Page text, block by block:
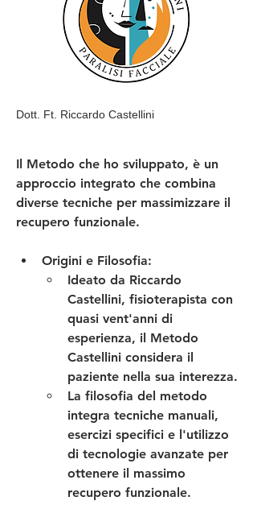
Dott. Ft. Riccardo Castellini
Il Metodo che ho sviluppato, è un
approccio integrato che combina
diverse tecniche per massimizzare il
recupero funzionale.
Origini e Filosofia:
Ideato da Riccardo
Castellini, fisioterapista con
quasi vent'anni di
esperienza, il Metodo
Castellini considera il
paziente nella sua interezza.
La filosofia del metodo
integra tecniche manuali,
esercizi specifici e l'utilizzo
di tecnologie avanzate per
ottenere il massimo
recupero funzionale.